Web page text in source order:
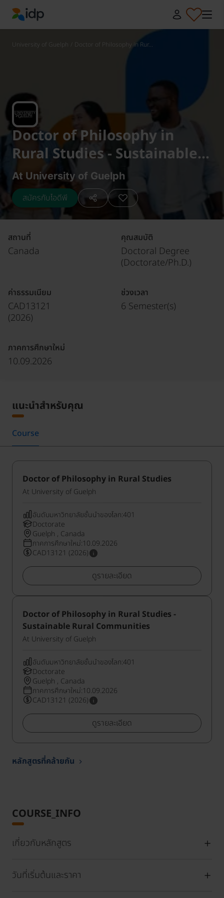
IDP Education
University of Guelph / Doctor of Philosophy in Rur...
Doctor of Philosophy in
Rural Studies - Sustainable
Landscape Systems
At University of Guelph
สมัครกับไอดีพี
สถานที่
Canada
คุณสมบัติ
Doctoral Degree
(Doctorate/Ph.D.)
ค่าธรรมเนียม
CAD13121
(2026)
ช่วงเวลา
6 Semester(s)
ภาคการศึกษาใหม่
10.09.2026
แนะนำสำหรับคุณ
Course
Doctor of Philosophy in Rural Studies
At University of Guelph
อันดับมหาวิทยาลัยชั้นนำของโลก:401
Doctorate
Guelph , Canada
ภาคการศึกษาใหม่:10.09.2026
CAD13121 (2026)
ดูรายละเอียด
Doctor of Philosophy in Rural Studies -
Sustainable Rural Communities
At University of Guelph
อันดับมหาวิทยาลัยชั้นนำของโลก:401
Doctorate
Guelph , Canada
ภาคการศึกษาใหม่:10.09.2026
CAD13121 (2026)
ดูรายละเอียด
หลักสูตรที่คล้ายกัน
COURSE_INFO
เกี่ยวกับหลักสูตร
วันที่เริ่มต้นและราคา